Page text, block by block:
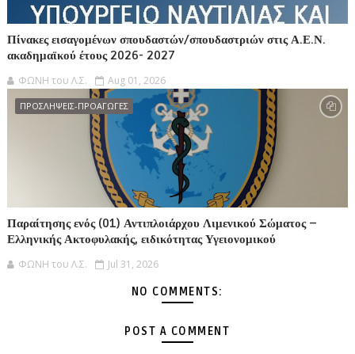
Πίνακες εισαγομένων σπουδαστών/σπουδαστριών στις Α.Ε.Ν.
ακαδημαϊκού έτους 2026- 2027
ΦΩΝΗ του Λ.Σ. Aug 01, 2026
ΠΡΟΣΛΗΨΕΙΣ-ΠΡΟΑΓΩΓΕΣ
Παραίτησης ενός (01) Αντιπλοιάρχου Λιμενικού Σώματος –
Ελληνικής Ακτοφυλακής, ειδικότητας Υγειονομικού
ΦΩΝΗ του Λ.Σ. Jul 31, 2026
NO COMMENTS:
POST A COMMENT